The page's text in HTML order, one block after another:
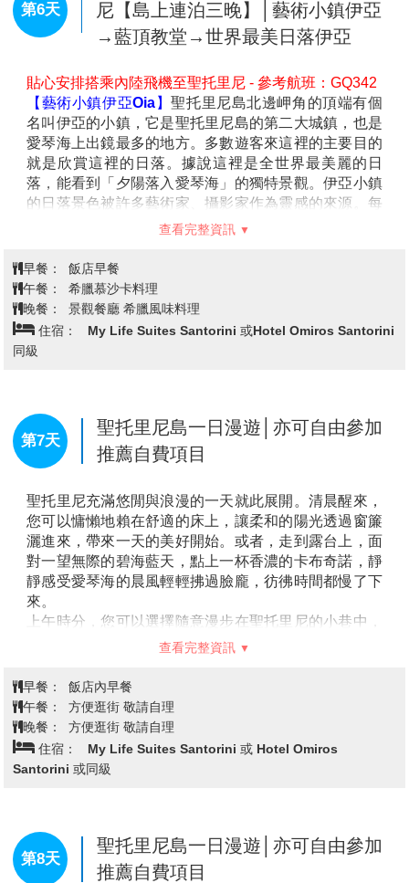
影007拍攝場景之一的聖三一修道院、有最美女子修道
院之稱的魯桑奴修道院以及聖史蒂芬諾斯修道院；
部陳設雖大同小異，但因海拔與方位各不相同不同，使
每座修道院都可觀賞到不同的景緻，每一幕的壯闊景觀
皆讓人驚嘆連連。
第6天
尼【島上連泊三晚】│藝術小鎮伊亞
→藍頂教堂→世界最美日落伊亞
貼心安排搭乘內陸飛機至聖托里尼 - 參考航班：GQ342
【藝術小鎮伊亞Oia】聖托里尼島北邊岬角的頂端有個
名叫伊亞的小鎮，它是聖托里尼島的第二大城鎮，也是
愛琴海上出鏡最多的地方。多數遊客來這裡的主要目的
就是欣賞這裡的日落。據說這裡是全世界最美麗的日
落，能看到「夕陽落入愛琴海」的獨特景觀。伊亞小鎮
的日落景色被許多藝術家、攝影家作為靈感的來源。每
年有好幾百萬的遊客到這個基克拉澤斯群島上的半彎月
也選擇居住在這島上，感受拉小鎮的美，漫步享受藍白
色的浪漫風情，許多情人都在這裡留下愛的足跡。
【藍頂教堂Blue Domed Church】
圓頂教堂」，依山傍水，夢幻美麗的景象,不單單只是聖
托里尼的人氣攝影建築，更是希臘具代表性的風景，網
【世界最美的夕陽伊亞Oia】伊亞號稱擁有全世界最美
的夕陽，這裡的美景常被呈現在許多知名的雜誌上，這
些美景照片都是在聖托里尼島拍攝的，聖托里尼的夕陽
聖托里尼島為希臘最知名的島嶼，海島飯店大部份都是以民宿改裝，
以致於規模較小、房間數也較少，格局變化大。島上所建築之飯店依
地勢所建，房間有大小不一之情形，景觀也依地勢有所不同，感謝您
的知悉。
查看完整資訊
早餐：
飯店早餐
午餐：
希臘慕沙卡料理
晚餐：
景觀餐廳 希臘風味料理
住宿：
My Life Suites Santorini 或Hotel Omiros Santorini
同級
第7天
聖托里尼島一日漫遊│亦可自由參加
推薦自費項目
聖托里尼充滿悠閒與浪漫的一天就此展開。清晨醒來，
您可以慵懶地賴在舒適的床上，讓柔和的陽光透過窗簾
灑進來，帶來一天的美好開始。或者，走到露台上，面
對一望無際的碧海藍天，點上一杯香濃的卡布奇諾，靜
靜感受愛琴海的晨風輕輕拂過臉龐，彷彿時間都慢了下
來。
上午時分，您可以選擇隨意漫步在聖托里尼的小巷中，
欣賞那些潔白的屋頂與深藍的窗戶交相輝映，彷彿置身
館，品嘗當地的甜點，享受片刻寧靜與愜意。當夕陽染
紅了整片天空與大海，白色建築也被金色的光線點亮，
這一刻令人屏息。日落之後，燈光亮起，整個小鎮又展
現出一種溫暖而迷人的氛圍。夜晚的聖托里尼同樣值得
期待，挑選一家有現場音樂的餐廳或酒吧，讓自己沉浸
受到聖托里尼無與倫比的悠閒與浪漫
查看完整資訊
早餐：
飯店內早餐
午餐：
方便逛街 敬請自理
晚餐：
方便逛街 敬請自理
住宿：
My Life Suites Santorini 或 Hotel Omiros
Santorini 或同級
第8天
聖托里尼島一日漫遊│亦可自由參加
推薦自費項目